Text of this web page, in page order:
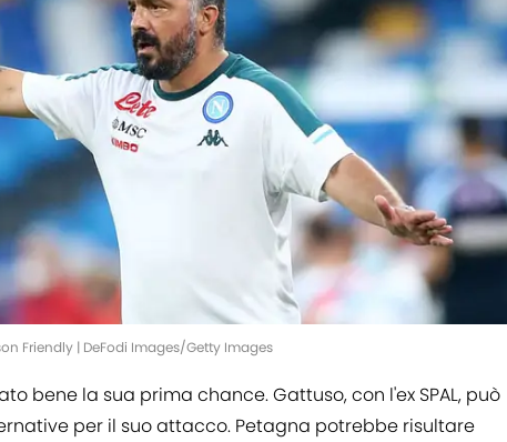
Friendly | DeFodi Images/Getty Images
bene la sua prima chance. Gattuso, con l'ex SPAL, può
per il suo attacco. Petagna potrebbe risultare